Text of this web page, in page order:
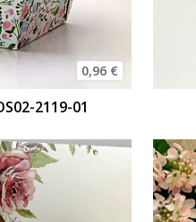
0,96 €
2119-01